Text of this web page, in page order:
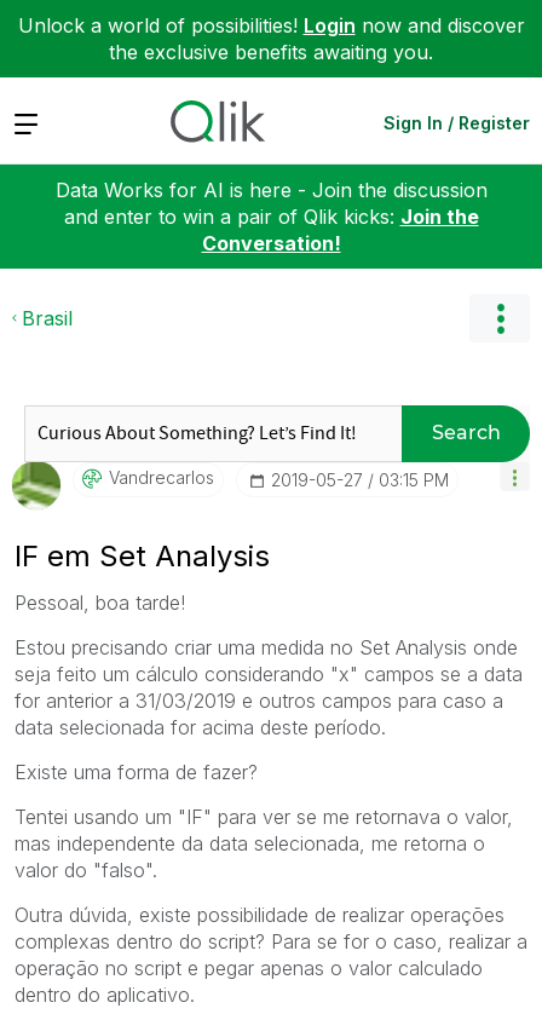
Unlock a world of possibilities! Login now and discover
the exclusive benefits awaiting you.
Expand Sign In / Register
Data Works for AI is here - Join the discussion
and enter to win a pair of Qlik kicks: Join the
Conversation!
Brasil
Search
Vandrecarlos ‎2019-05-27 03:15 PM
IF em Set Analysis
Pessoal, boa tarde!
Estou precisando criar uma medida no Set Analysis onde
seja feito um cálculo considerando "x" campos se a data
for anterior a 31/03/2019 e outros campos para caso a
data selecionada for acima deste período.
Existe uma forma de fazer?
Tentei usando um "IF" para ver se me retornava o valor,
mas independente da data selecionada, me retorna o
valor do "falso".
Outra dúvida, existe possibilidade de realizar operações
complexas dentro do script? Para se for o caso, realizar a
operação no script e pegar apenas o valor calculado
dentro do aplicativo.